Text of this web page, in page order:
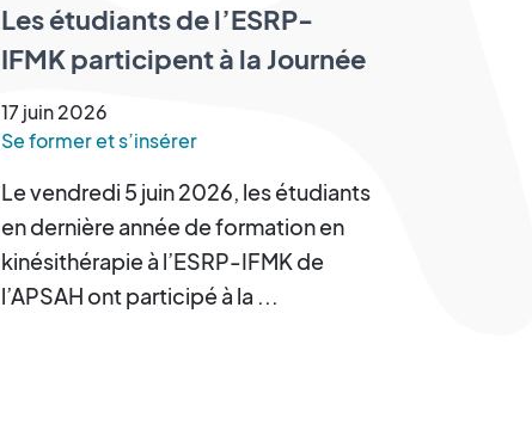
Les étudiants de l’ESRP-
IFMK participent à la Journée
Scientifique des Sciences de
la Réadaptation
17juin2026
Se former et s’insérer
Le vendredi 5 juin 2026, les étudiants
en dernière année de formation en
kinésithérapie à l’ESRP-IFMK de
l’APSAH ont participé à la ...